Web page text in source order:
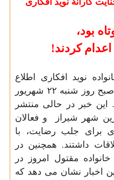
بود،
اعدام کردند!
نوید افکاری اطلاع
اعدام او صبح روز شنبه ۲۲ شهريور
خبر در حالی منتشر
شهر شیراز
و فعالان
برای جلب رضایت، با
داشتند. همچنین در
خانواده مقتول امروز در
اخبار نشان می دهد که